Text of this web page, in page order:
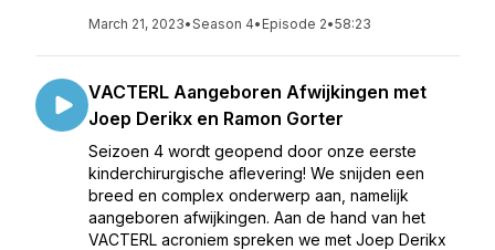
March 21, 2023•Season 4• Episode 2•58:23
VACTERL Aangeboren Afwijkingen met
Joep Derikx en Ramon Gorter
Seizoen 4 wordt geopend door onze eerste
kinderchirurgische aflevering! We snijden een
breed en complex onderwerp aan, namelijk
aangeboren afwijkingen. Aan de hand van het
VACTERL acroniem spreken we met Joep Derikx